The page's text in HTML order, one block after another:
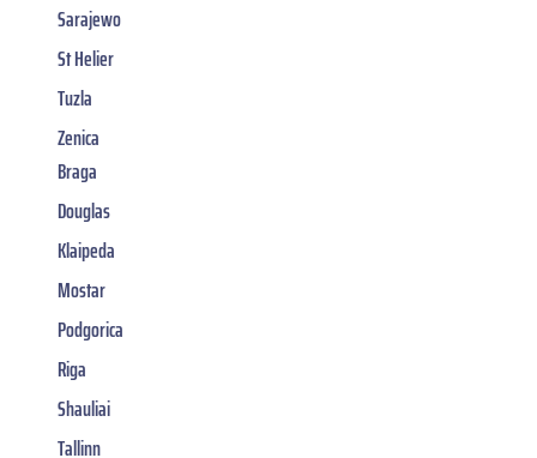
Sarajewo
St Helier
Tuzla
Zenica
Braga
Douglas
Klaipeda
Mostar
Podgorica
Riga
Shauliai
Tallinn